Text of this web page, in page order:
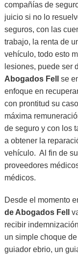
compañías de
juicio si no lo
seguros, con las
trabajo, la renta de
vehículo, todo esto
lesiones, puede ser
Abogados Fell
se
enfoque en
con prontitud su
máxima
de seguro y con los
a obtener la
vehículo. Al fin de
proveedores
médicos.
Desde el momento
de Abogados Fell
recibir
un simple choque
guiador ebrio, un